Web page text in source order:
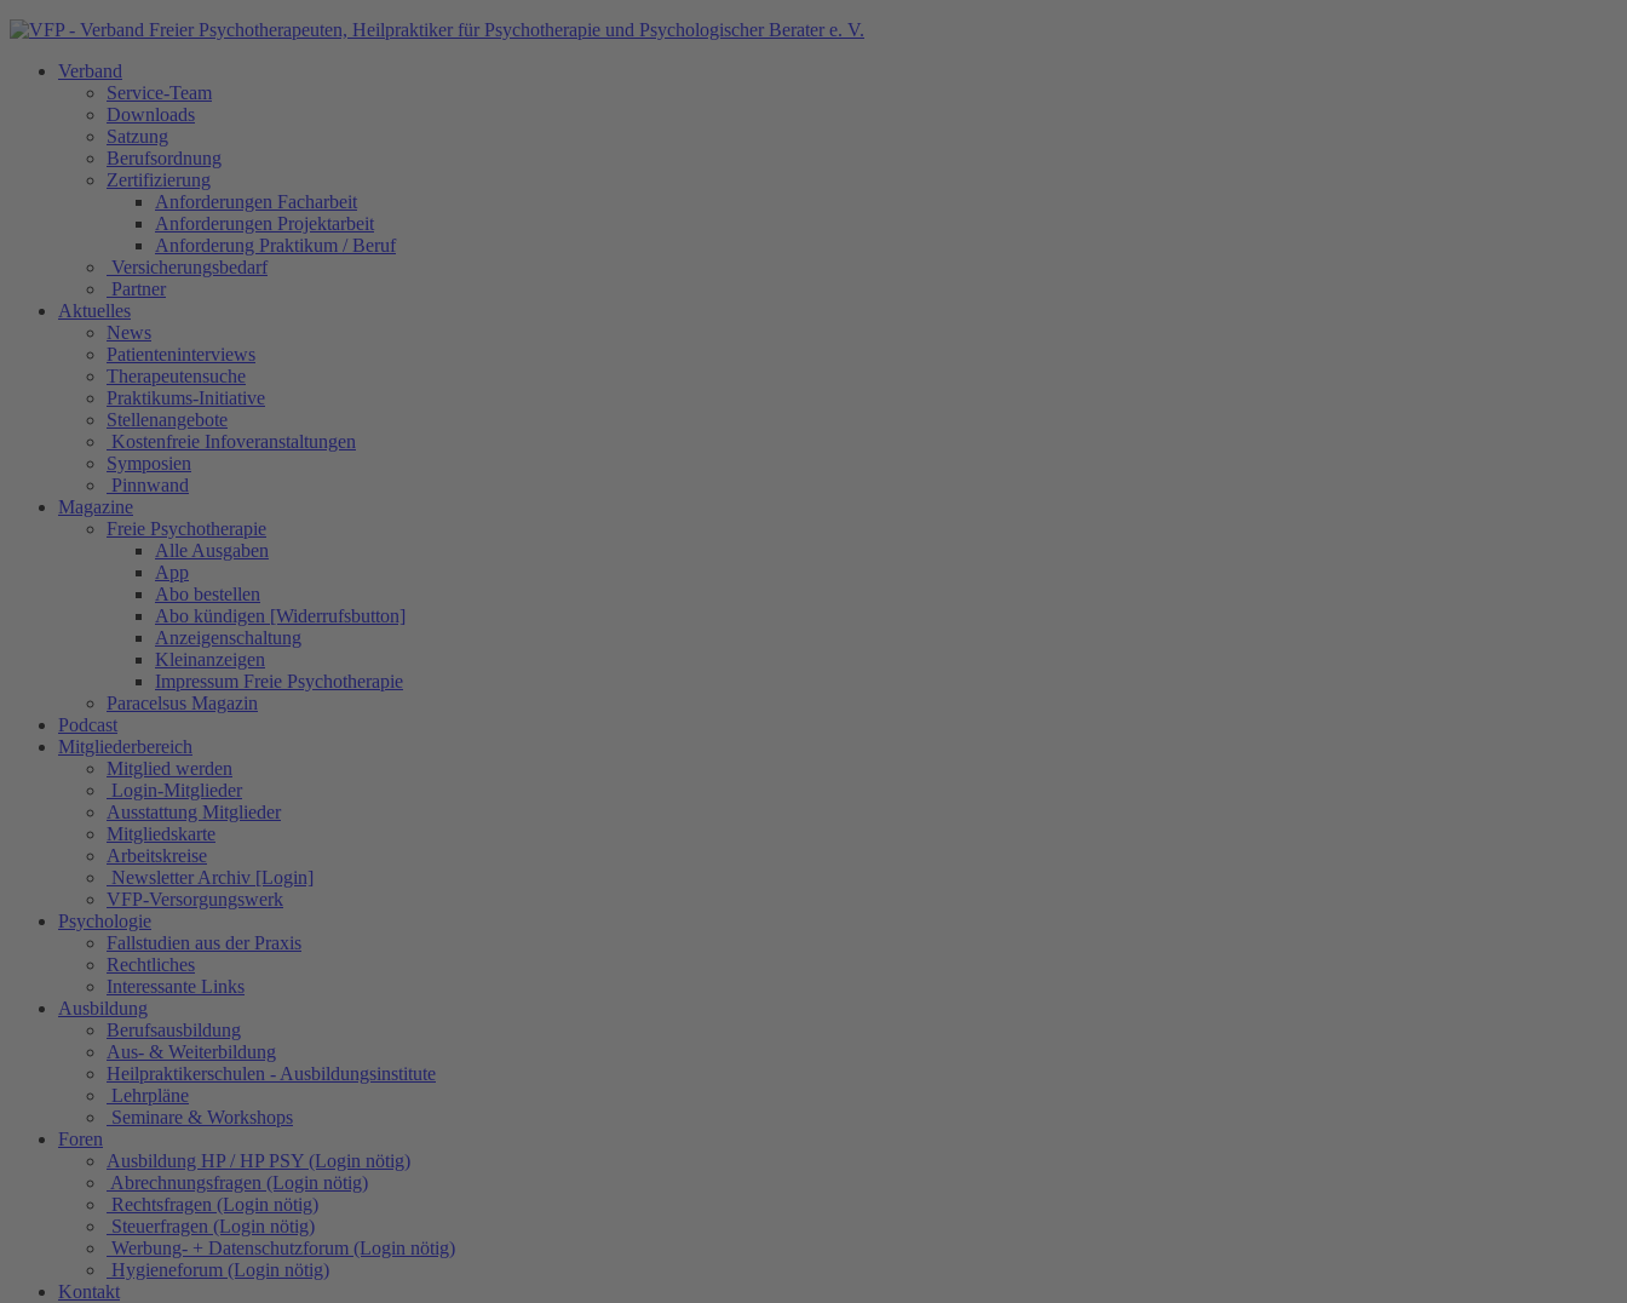
Verband
Service-Team
Downloads
Satzung
Berufsordnung
Zertifizierung
Anforderungen Facharbeit
Anforderungen Projektarbeit
Anforderung Praktikum / Beruf
Versicherungsbedarf
Partner
Aktuelles
News
Patienteninterviews
Therapeutensuche
Praktikums-Initiative
Stellenangebote
Kostenfreie Infoveranstaltungen
Symposien
Pinnwand
Magazine
Freie Psychotherapie
Alle Ausgaben
App
Abo bestellen
Abo kündigen [Widerrufsbutton]
Anzeigenschaltung
Kleinanzeigen
Impressum Freie Psychotherapie
Paracelsus Magazin
Podcast
Mitgliederbereich
Mitglied werden
Login-Mitglieder
Ausstattung Mitglieder
Mitgliedskarte
Arbeitskreise
Newsletter Archiv [Login]
VFP-Versorgungswerk
Psychologie
Fallstudien aus der Praxis
Rechtliches
Interessante Links
Ausbildung
Berufsausbildung
Aus- & Weiterbildung
Heilpraktikerschulen - Ausbildungsinstitute
Lehrpläne
Seminare & Workshops
Foren
Ausbildung HP / HP PSY (Login nötig)
Abrechnungsfragen (Login nötig)
Rechtsfragen (Login nötig)
Steuerfragen (Login nötig)
Werbung- + Datenschutzforum (Login nötig)
Hygieneforum (Login nötig)
Kontakt